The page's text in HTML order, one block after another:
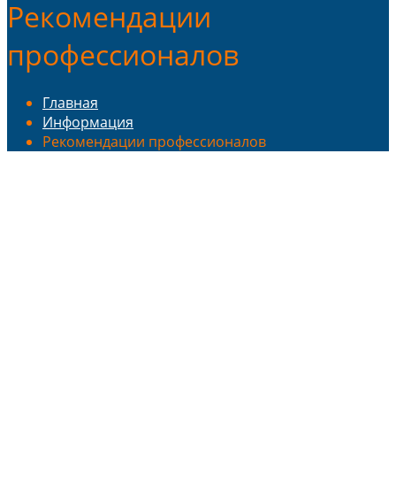
Рекомендации
профессионалов
Главная
Информация
Рекомендации профессионалов